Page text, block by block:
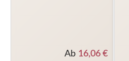
Ab 16,06 €